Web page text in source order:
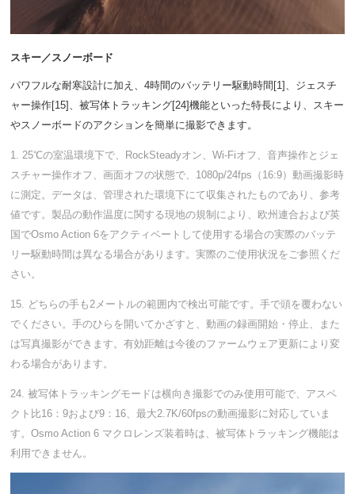
スキー／スノーボード
パワフルな耐寒設計に加え、4時間のバッテリー駆動時間[1]、ジェスチ
ャー操作[15]、被写体トラッキング[24]機能といった特長により、スキー
やスノーボードのアクションを簡単に撮影できます。
1. 25℃の室温環境下で、RockSteadyオン、Wi-Fiオフ、音声操作とジェ
スチャー操作オフ、画面オフの状態で、1080p/24fps（16:9）動画撮影時
に測定。データは、管理された環境下にて収集されたものであり、参考
値です。製品の動作温度に関する現地の規制により、欧州連合および英
国でOsmo Action 6をアクティベートして使用する場合の実際のバッテ
リー駆動時間は異なる場合があります。実際のご使用状況をご参照くだ
さい。
15. どちらの手も2メートルの範囲内で検出可能です。手で頭を覆わない
でください。手のひらを開いてかざすと、動画の録画開始・停止、また
は写真撮影ができます。有効距離は今後のファームウェア更新により変
わる場合があります。
24. 被写体トラッキングモードは横向き撮影でのみ使用可能で、アスペ
クト比16：9および9：16、最大2.7K/60fpsの動画撮影に対応していま
す。Osmo Action 6 マクロレンズ装着時は、被写体トラッキング機能は
利用できません。